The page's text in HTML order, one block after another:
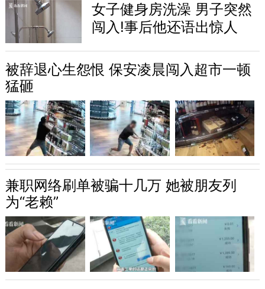
女子健身房洗澡 男子突然
闯入!事后他还语出惊人
被辞退心生怨恨 保安凌晨闯入超市一顿
猛砸
兼职网络刷单被骗十几万 她被朋友列
为“老赖”